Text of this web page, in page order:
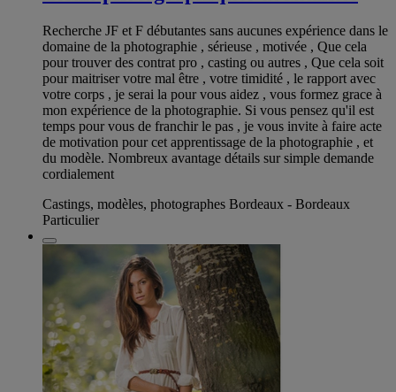
Recherche JF et F débutantes sans aucunes expérience dans le
domaine de la photographie , sérieuse , motivée , Que cela
pour trouver des contrat pro , casting ou autres , Que cela soit
pour maitriser votre mal être , votre timidité , le rapport avec
votre corps , je serai la pour vous aidez , vous formez grace à
mon expérience de la photographie. Si vous pensez qu'il est
temps pour vous de franchir le pas , je vous invite à faire acte
de motivation pour cet apprentissage de la photographie , et
du modèle. Nombreux avantage détails sur simple demande
cordialement
Castings, modèles, photographes Bordeaux - Bordeaux
Particulier